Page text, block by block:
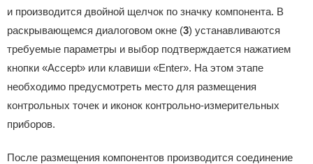
и производится двойной щелчок по значку компонента. В
раскрывающемся диалоговом окне (3) устанавливаются
требуемые параметры и выбор подтверждается нажатием
кнопки «Accept» или клавиши «Enter». На этом этапе
необходимо предусмотреть место для размещения
контрольных точек и иконок контрольно-измерительных
приборов.
После размещения компонентов производится соединение